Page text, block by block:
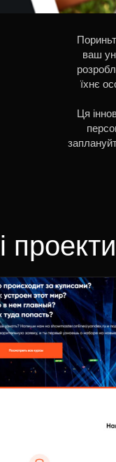
ваш
їхнє
Ця
проекти
– онлайн-